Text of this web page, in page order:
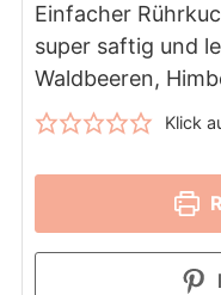
Einfacher
super saftig und
Waldbeeren,
Klick